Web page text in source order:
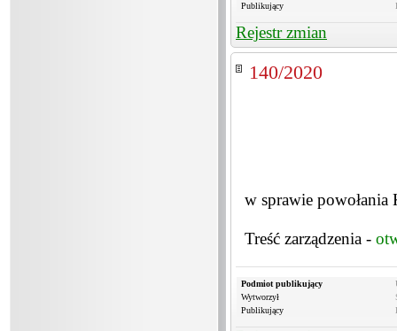
Publikujący
Rejestr zmian
140/2020
w sprawie powołania
Treść zarządzenia -
Podmiot publikujący
Wytworzył
Publikujący